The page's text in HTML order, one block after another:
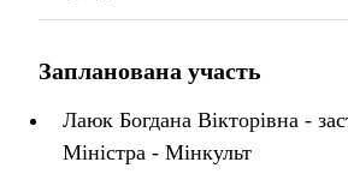
Запланована участь
Лаюк Богдана Вікторівна -
Міністра - Мінкульт